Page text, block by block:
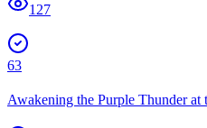
127
63
Awakening the Purple Thunder